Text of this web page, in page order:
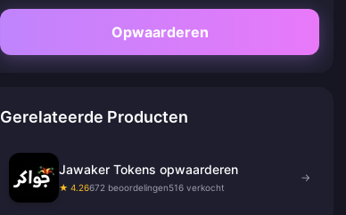
Opwaarderen
Gerelateerde Producten
Jawaker Tokens opwaarderen
★ 4.26672 beoordelingen516 verkocht
→